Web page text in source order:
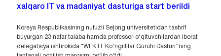
xalqaro IT va madaniyat dasturiga start berildi
Koreya Respublikasining nufuzli Sejong universitetidan tashrif
buyurgan 23 nafar talaba hamda professor-o‘qituvchilardan iborat
delegatsiya ishtirokida “WFK IT Ko‘ngillilar Guruhi Dasturi”ning